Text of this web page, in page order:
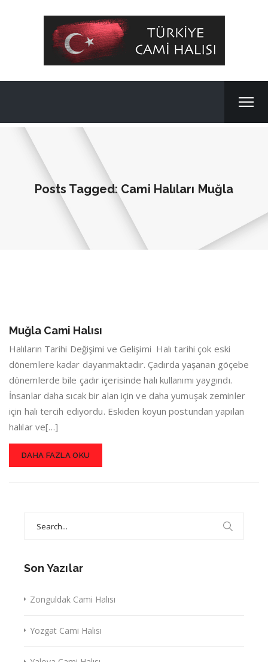
Posts Tagged: Cami Halıları Muğla
Muğla Cami Halısı
Halıların Tarihi Değişimi ve Gelişimi Halı tarihi çok eski
dönemlere kadar dayanmaktadır. Çadırda yaşanan göçebe
dönemlerde bile çadır içerisinde halı kullanımı yaygındı.
İnsanlar daha sıcak bir alan için ve daha yumuşak zeminler
için halı tercih ediyordu. Eskiden koyun postundan yapılan
halılar ve[…]
DAHA FAZLA OKU
Son Yazılar
Zonguldak Cami Halısı
Yozgat Cami Halısı